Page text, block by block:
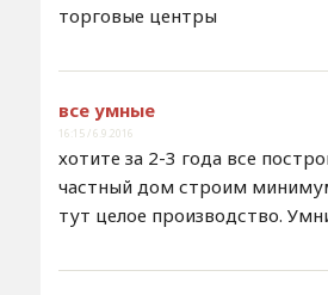
торговые центры
все умные
16:15 / 6.9.2016
хотите за 2-3 года все
частный дом строим
тут целое производство.